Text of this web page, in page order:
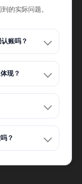
的实际问题。
账吗？
现？
？